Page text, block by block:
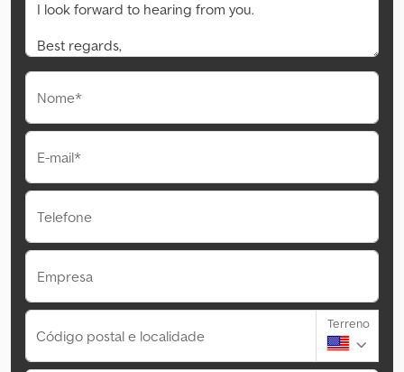
Nome*
E-mail*
Telefone
Empresa
Código postal e localidade
Terreno